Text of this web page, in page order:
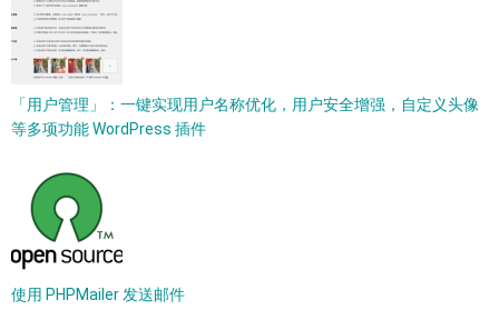
「用户管理」：一键实现用户名称优化，用户安全增强，自定义头像
等多项功能 WordPress 插件
使用 PHPMailer 发送邮件